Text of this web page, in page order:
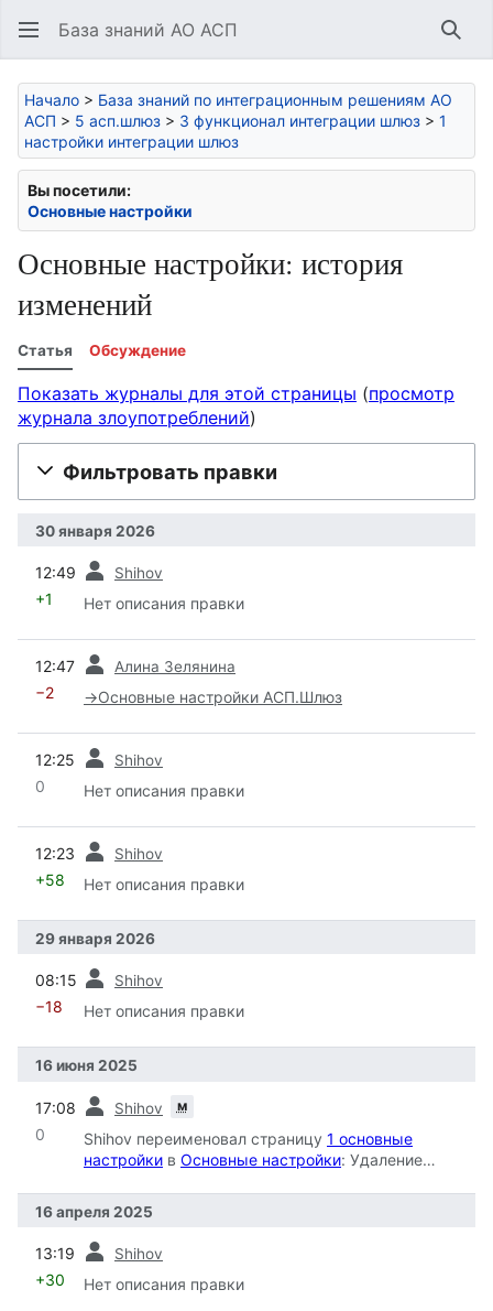
База знаний АО АСП
Начало > База знаний по интеграционным решениям АО
АСП > 5 асп.шлюз > 3 функционал интеграции шлюз > 1
настройки интеграции шлюз
Вы посетили:
Основные настройки
Основные настройки: история
изменений
Статья Обсуждение
Показать журналы для этой страницы (просмотр
журнала злоупотреблений)
Фильтровать правки
30 января 2026
12:49 Shihov
+1 Нет описания правки
12:47 Алина Зелянина
−2 →Основные настройки АСП.Шлюз
12:25 Shihov
0 Нет описания правки
12:23 Shihov
+58 Нет описания правки
29 января 2026
08:15 Shihov
−18 Нет описания правки
16 июня 2025
17:08 Shihov м
0 Shihov переименовал страницу 1 основные
настройки в Основные настройки: Удаление
16 апреля 2025
13:19 Shihov
+30 Нет описания правки